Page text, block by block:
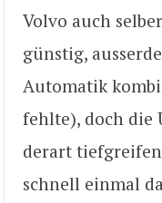
Volvo auch
günstig,
Automatik
fehlte), doch die
derart
schnell einmal